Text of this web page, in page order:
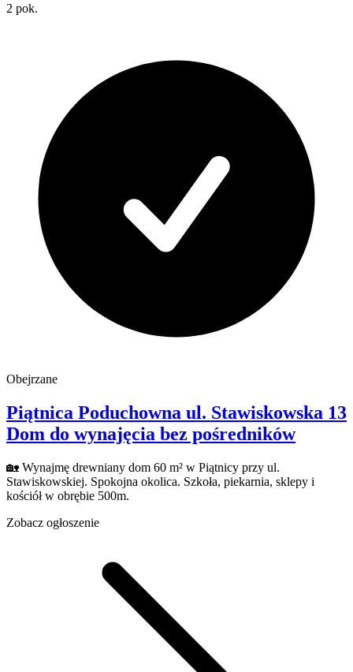
2 pok.
Obejrzane
Piątnica Poduchowna ul. Stawiskowska 13
Dom do wynajęcia bez pośredników
🏡 Wynajmę drewniany dom 60 m² w Piątnicy przy ul.
Stawiskowskiej. Spokojna okolica. Szkoła, piekarnia, sklepy i
kościół w obrębie 500m.
Zobacz ogłoszenie